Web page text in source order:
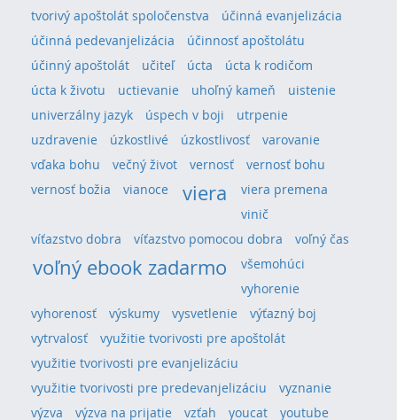
tvorivý apoštolát spoločenstva
účinná evanjelizácia
účinná pedevanjelizácia
účinnosť apoštolátu
účinný apoštolát
učiteľ úcta
úcta k rodičom
úcta k životu
uctievanie uhoľný kameň
uistenie
univerzálny jazyk
úspech v boji
utrpenie
uzdravenie
úzkostlivé úzkostlivosť
varovanie
vďaka bohu
večný život vernosť
vernosť bohu
vernosť božia
vianoce viera
viera premena
vinič
víťazstvo dobra
víťazstvo pomocou dobra voľný čas
voľný ebook zadarmo
všemohúci
vyhorenie
vyhorenosť
výskumy vysvetlenie
výťazný boj
vytrvalosť
využitie tvorivosti pre apoštolát
využitie tvorivosti pre evanjelizáciu
využitie tvorivosti pre predevanjelizáciu
vyznanie
výzva
výzva na prijatie vzťah youcat
youtube